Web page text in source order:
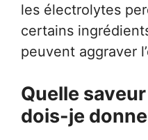
les électrolytes
certains
peuvent aggraver
Quelle
dois-je